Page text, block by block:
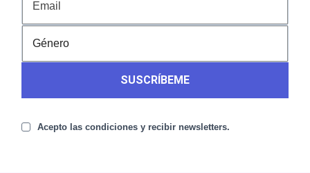
SUSCRÍBEME
Acepto las condiciones y recibir newsletters.